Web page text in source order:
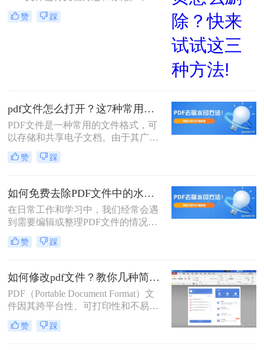
过，有时候我们会发现一些PDF文件
中出现了一些空白页，这些空白页不
赞 踩
pdf文件怎么打开？这7种常用打开方法收藏下来！
PDF文件是一种常用的文件格式，可
以存储和共享电子文档。由于其广泛
的应用，了解如何打开PDF文件变得
非常重要。本文将介绍多种pdf文件怎
南。
赞 踩
如何免费去除PDF文件中的水印？3种方法教你快速去水印！
在日常工作和学习中，我们经常会遇
到需要编辑或整理PDF文件的情况，
而有时这些PDF文件上可能会带有水
印，影响我们浏览和使用。那么如何
将介绍三种免费而高效的方法，帮助
您去除PDF文件中的水印，让您的工
作更加顺利。
赞 踩
如何修改pdf文件？教你几种简单的修改方法！
PDF（Portable Document Format）文
件因其跨平台性、可打印性和不易被
篡改的特性，在日常生活和工作中得
到了广泛应用。然而，与Word、
赞 踩